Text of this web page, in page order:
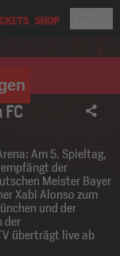
FC
Am 5. Spieltag,
der
Meister Bayer
Xabi Alonso zum
und der
der
überträgt live ab